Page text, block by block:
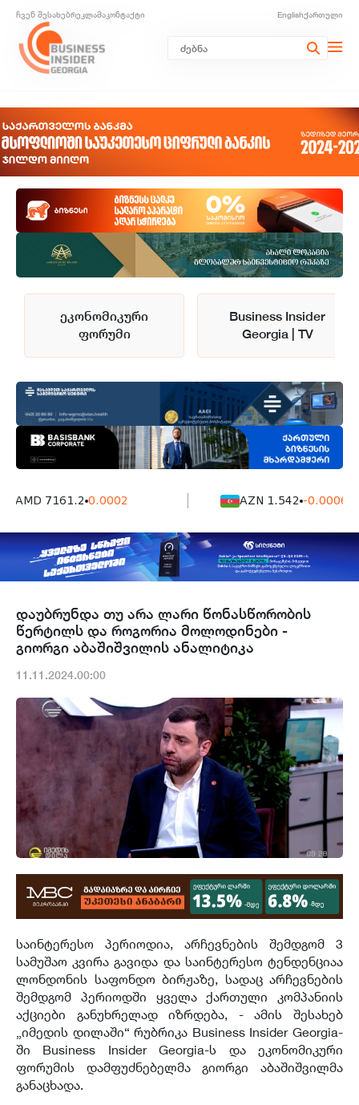
ჩვენ შესახებრეკლამაკონტაქტი Englishქართული
ეკონომიკური
ფორუმი
Business Insider
Georgia | TV
AMD 7161.2 0.0002 AZN 1.542 -0.0006
დაუბრუნდა თუ არა ლარი წონასწორობის
წერტილს და როგორია მოლოდინები -
გიორგი აბაშიშვილის ანალიტიკა
11.11.2024.00:00
საინტერესო პერიოდია, არჩევნების შემდგომ 3
სამუშაო კვირა გავიდა და საინტერესო ტენდენციაა
ლონდონის საფონდო ბირჟაზე, სადაც არჩევნების
შემდგომ პერიოდში ყველა ქართული კომპანიის
აქციები განუხრელად იზრდება, - ამის შესახებ
„იმედის დილაში“ რუბრიკა Business Insider Georgia-
ში Business Insider Georgia-ს და ეკონომიკური
ფორუმის დამფუძნებელმა გიორგი აბაშიშვილმა
განაცხადა.